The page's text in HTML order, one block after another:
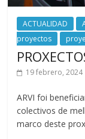
ACTUALIDAD
proyectos
19 febrero, 2024
ARVI foi
colectivos de
marco deste